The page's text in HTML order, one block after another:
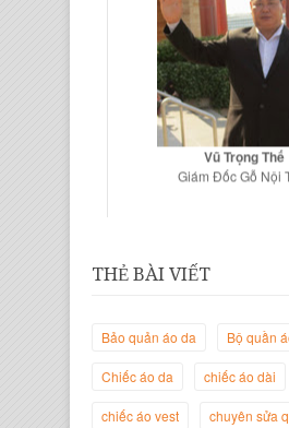
Vũ Trọng Thế
Giám Đốc Gỗ Nội
THẺ BÀI VIẾT
Bảo quản áo da Bộ quần
Chiếc áo da chiếc áo dài
chiếc áo vest chuyên sửa